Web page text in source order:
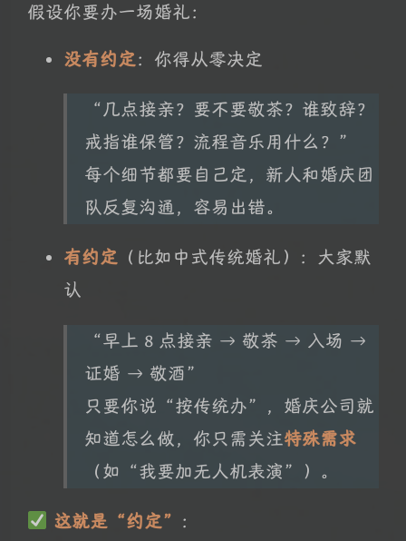
假设你要办一场婚礼：
没有约定：你得从零决定
“几点接亲？要不要敬茶？谁致辞？
戒指谁保管？流程音乐用什么？”
每个细节都要自己定，新人和婚庆团
队反复沟通，容易出错。
有约定 （比如中式传统婚礼）：大家默
认
“早上 8 点接亲 → 敬茶 → 入场 →
证婚 → 敬酒”
只要你说“按传统办”，婚庆公司就
知道怎么做，你只需关注特殊需求
（如“我要加无人机表演”）。
这就是“约定” ：